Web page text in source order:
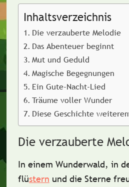
Inhaltsverzeichnis
Die verzauberte Melodie
Das Abenteuer beginnt
Mut und Geduld
Magische Begegnungen
Ein Gute-Nacht-Lied
Träume voller Wunder
Diese Geschichte
Die verzauberte
In einem Wunderwald, in
flüstern und die Sterne